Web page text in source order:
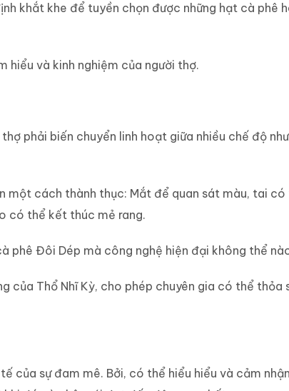
khắt khe để tuyền chọn được những hạt cà phê
hiểu và kinh nghiệm của người thợ.
phải biến chuyển linh hoạt giữa nhiều chế độ
một cách thành thục: Mắt để quan sát màu, tai
có thể kết thúc mẻ rang.
Đôi Dép mà công nghệ hiện đại không thể
của Thổ Nhĩ Kỳ, cho phép chuyên gia có thể
sự đam mê. Bởi, có thể hiểu hiểu và cảm